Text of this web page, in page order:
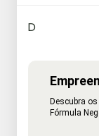
D
Descubra
Fórmula